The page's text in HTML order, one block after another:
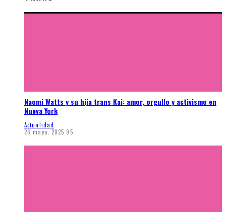
Naomi Watts y su hija trans Kai: amor, orgullo y activismo en
Nueva York
Actualidad
26 mayo, 2025 95